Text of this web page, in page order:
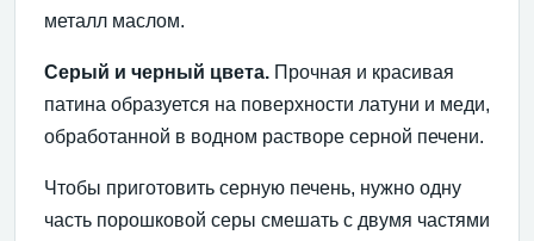
металл маслом.
Серый и черный цвета. Прочная и красивая
патина образуется на поверхности латуни и меди,
обработанной в водном растворе серной печени.
Чтобы приготовить серную печень, нужно одну
часть порошковой серы смешать с двумя частями